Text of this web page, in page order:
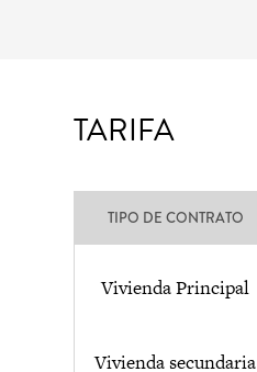
TARIFA
TIPO DE CONTRATO
Vivienda Principal
Vivienda secundaria